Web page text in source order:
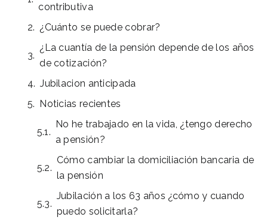
contributiva
¿Cuánto se puede cobrar?
¿La cuantía de la pensión depende de los años
de cotización?
Jubilacion anticipada
Noticias recientes
No he trabajado en la vida, ¿tengo derecho
a pensión?
Cómo cambiar la domiciliación bancaria de
la pensión
Jubilación a los 63 años ¿cómo y cuando
puedo solicitarla?